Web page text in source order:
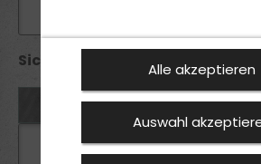
Sicherheitsabfrage *:Alle akzeptieren
Auswahl